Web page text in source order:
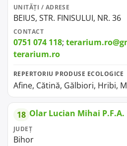
UNITĂȚI / ADRESE
BEIUS, STR. FINISULUI, NR. 36
CONTACT
0751 074 118;
terarium.ro
REPERTORIU PRODUSE ECOLOGICE
Afine, Cătină, Gălbiori, Hribi,
18 Olar Lucian Mihai P.F.A.
JUDEȚ
Bihor